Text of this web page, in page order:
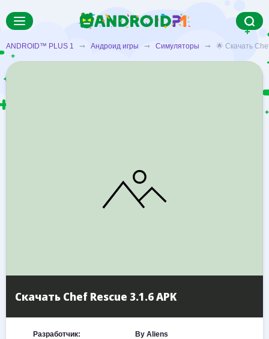
ANDROID™ PLUS 1 ➞ Андроид игры ➞ Симуляторы ➞ 🌟 Скачать Chef
Скачать Chef Rescue 3.1.6 APK
Разработчик: By Aliens